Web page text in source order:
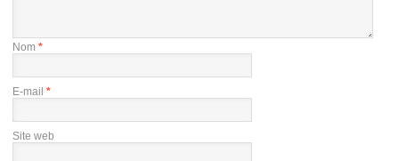
Nom *
E-mail *
Site web